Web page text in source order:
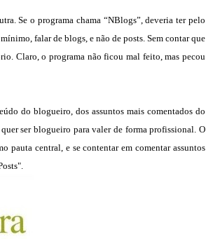
Se o programa chama “NBlogs”, deveria ter pelo
falar de blogs, e não de posts. Sem contar que
Claro, o programa não ficou mal feito, mas pecou
do blogueiro, dos assuntos mais comentados do
ser blogueiro para valer de forma profissional. O
pauta central, e se contentar em comentar assuntos